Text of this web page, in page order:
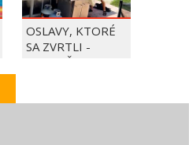
OSLAVY, KTORÉ
SA ZVRTLI -
NAJLEPŠIE